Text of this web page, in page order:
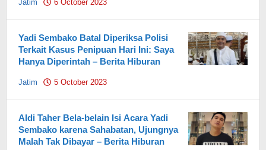
Jatim 6 October 2023
Yadi Sembako Batal Diperiksa Polisi
Terkait Kasus Penipuan Hari Ini: Saya
Hanya Diperintah – Berita Hiburan
Jatim 5 October 2023
Aldi Taher Bela-belain Isi Acara Yadi
Sembako karena Sahabatan, Ujungnya
Malah Tak Dibayar – Berita Hiburan